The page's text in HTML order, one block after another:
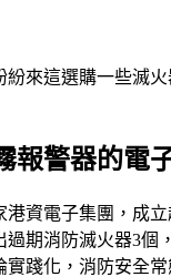
來這選購一些滅
報警器的電
港資電子集團，成
期消防滅火器3個
踐化，消防安全常